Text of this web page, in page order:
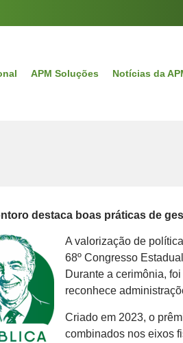
APM Soluções Notícias da
destaca boas práticas de
A valorização de
68º Congresso
Durante a cerimônia,
reconhece
Criado em 2023, o
combinados nos eixos